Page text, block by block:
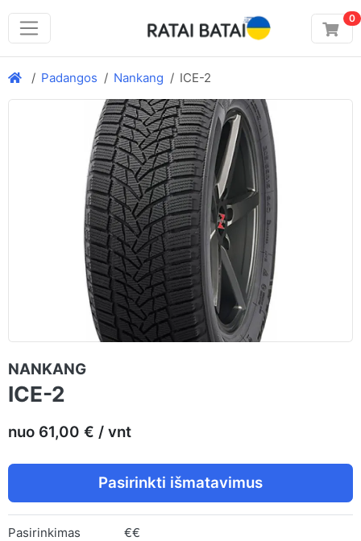
0
Padangos Nankang ICE-2
NANKANG
ICE-2
nuo 61,00 € / vnt
Pasirinkti išmatavimus
Pasirinkimas €€